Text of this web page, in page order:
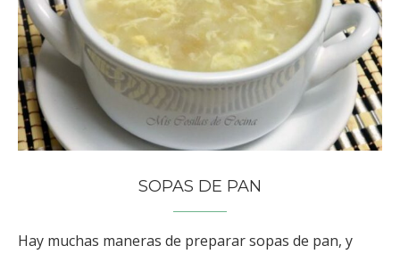
SOPAS DE PAN
Hay muchas maneras de preparar sopas de pan, y